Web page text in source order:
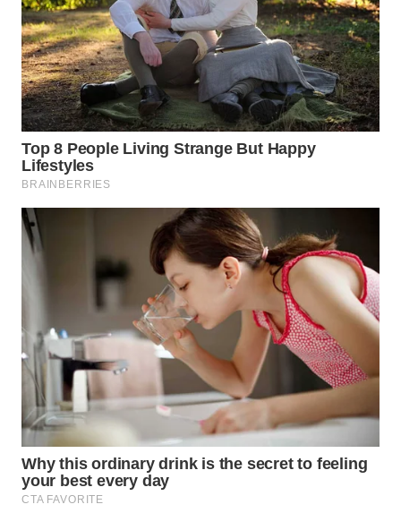
WN
PURWAKARTA
WN
PRIANGAN
TIMUR
WN
SEMARANG
BOROBUDUR
WN
MADURA
WN
SURABAYA